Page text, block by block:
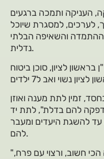
העניקה ותמכה ברגעים
לערכים, למסגרת שיוכל
והשאיפה הבלתי
נדלית.
בראשון לציון, סוכן ביטוח
זמין לתת מענה ואוזן
להם בדלת", לתת יד
עד להשגת היעדים ומעבר
להם.
"לתת יד לאדם כשהוא זקוק – זה הכי חשוב, ורצוי עם פרח,